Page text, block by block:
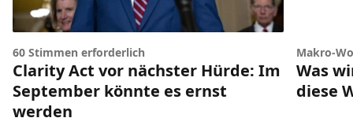
60 Stimmen erforderlich
Clarity Act vor nächster Hürde: Im
September könnte es ernst
werden
Makro-
Was
diese